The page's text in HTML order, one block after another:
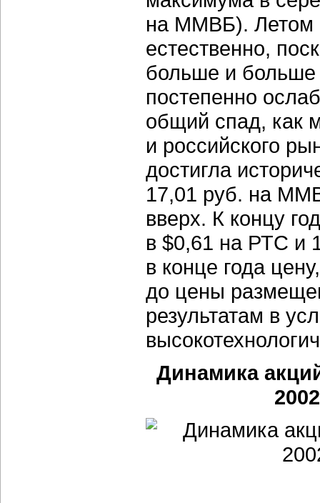
на ММВБ). Летом
естественно,
больше и больше
постепенно
общий спад, как
и российского
достигла
17,01 руб. на
вверх. К концу
в $0,61 на РТС и
в конце года
до цены
результатам в
Динамика